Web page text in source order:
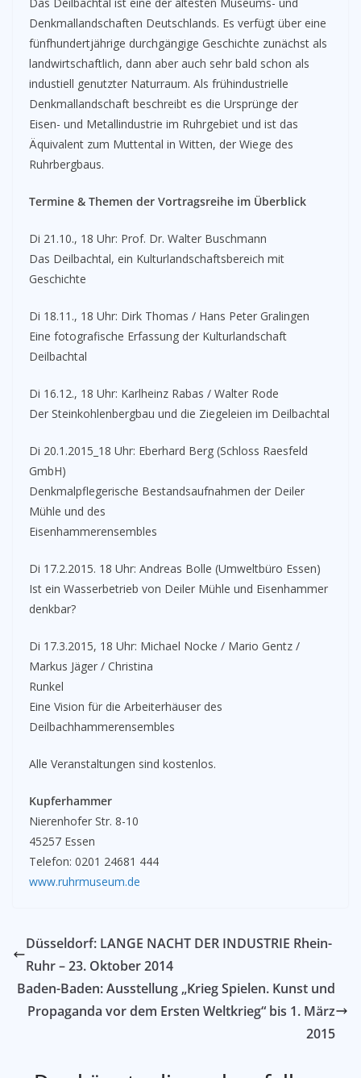
Denk­mallandschaften Deutschlands. Es verfügt über eine
fünfhundertjährige durchgängige Geschichte zunächst als
landwirtschaftlich, dann aber auch sehr bald schon als
industiell genutzter Naturraum. Als frühin­dustrielle
Denkmallandschaft beschreibt es die Ursprünge der
Eisen- und Metallindustrie im Ruhrgebiet und ist das
Äquivalent zum Muttental in Witten, der Wiege des
Ruhrbergbaus.
Termine & Themen der Vortragsreihe im Überblick
Di 21.10., 18 Uhr: Prof. Dr. Walter Buschmann
Das Deilbachtal, ein Kulturlandschaftsbereich mit
Geschichte
Di 18.11., 18 Uhr: Dirk Thomas / Hans Peter Gralingen
Eine fotografische Erfassung der Kulturlandschaft
Deilbachtal
Di 16.12., 18 Uhr: Karlheinz Rabas / Walter Rode
Der Steinkohlenbergbau und die Ziegeleien im Deilbachtal
Di 20.1.2015_18 Uhr: Eberhard Berg (Schloss Raesfeld
GmbH)
Denkmalpflegerische Bestandsaufnahmen der Deiler
Mühle und des
Eisenhammerensembles
Di 17.2.2015. 18 Uhr: Andreas Bolle (Umweltbüro Essen)
Ist ein Wasserbetrieb von Deiler Mühle und Eisenhammer
denkbar?
Di 17.3.2015, 18 Uhr: Michael Nocke / Mario Gentz /
Markus Jäger / Christina
Runkel
Eine Vision für die Arbeiterhäuser des
Deilbachhammerensembles
Alle Veranstaltungen sind kostenlos.
Kupferhammer
Nierenhofer Str. 8-10
45257 Essen
Telefon: 0201 24681 444
www.ruhrmuseum.de
Düsseldorf: LANGE NACHT DER INDUSTRIE Rhein-
Ruhr – 23. Oktober 2014
Baden-Baden: Ausstellung „Krieg Spielen. Kunst und
Propaganda vor dem Ersten Weltkrieg“ bis 1. März
2015